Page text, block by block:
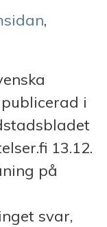
,
i
13.12.
på
svar,